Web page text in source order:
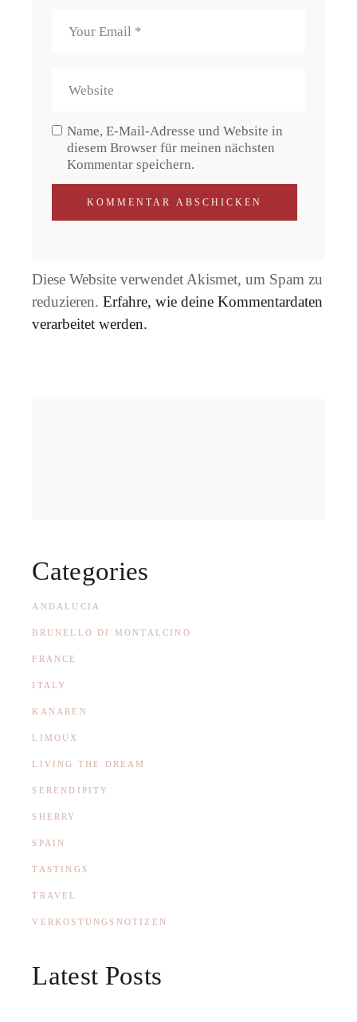
Name, E-Mail-Adresse und Website in
diesem Browser für meinen nächsten
Kommentar speichern.
KOMMENTAR ABSCHICKEN
Diese Website verwendet Akismet, um Spam zu
reduzieren.Erfahre, wie deine Kommentardaten
verarbeitet werden.
Categories
ANDALUCIA
BRUNELLO DI MONTALCINO
FRANCE
ITALY
KANAREN
LIMOUX
LIVING THE DREAM
SERENDIPITY
SHERRY
SPAIN
TASTINGS
TRAVEL
VERKOSTUNGSNOTIZEN
Latest Posts